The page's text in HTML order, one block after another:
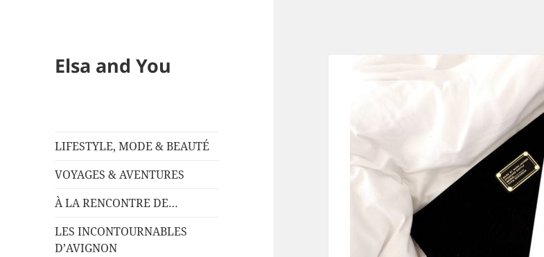
Elsa and You
LIFESTYLE, MODE & BEAUTÉ
VOYAGES & AVENTURES
À LA RENCONTRE DE…
LES INCONTOURNABLES
D’AVIGNON